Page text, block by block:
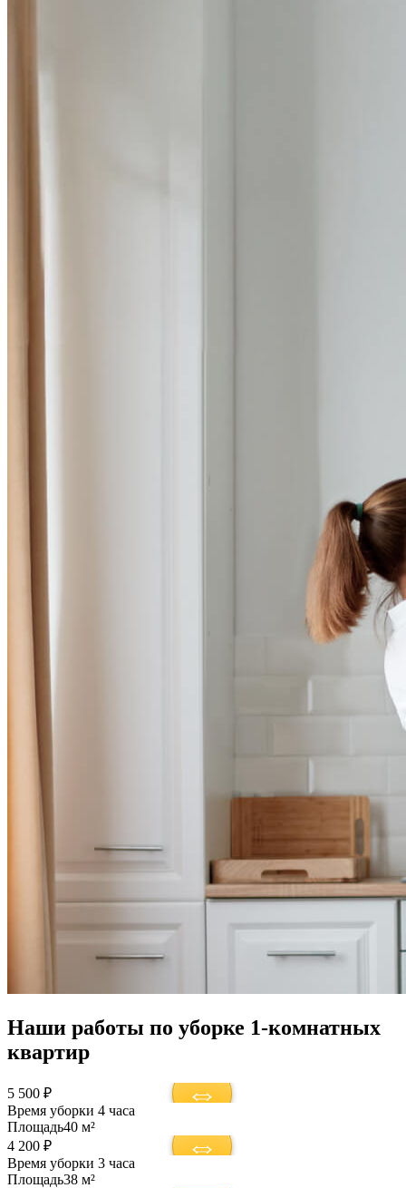
Наши работы по уборке 1-комнатных
квартир
5 500 ₽
Время уборки 4 часа
Площадь40 м²
4 200 ₽
Время уборки 3 часа
Площадь38 м²